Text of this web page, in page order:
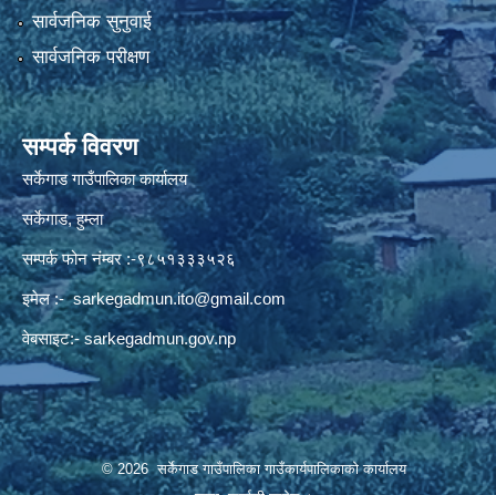
सार्वजनिक सुनुवाई
सार्वजनिक परीक्षण
सम्पर्क विवरण
सर्केगाड गाउँपालिका कार्यालय
सर्केगाड, हुम्ला
सम्पर्क फोन नंम्बर :-९८५१३३३५२६
इमेल :-sarkegadmun.ito@gmail.com
वेबसाइट:- sarkegadmun.gov.np
© 2026 सर्केगाड गाउँपालिका गाउँकार्यपालिकाको कार्यालय